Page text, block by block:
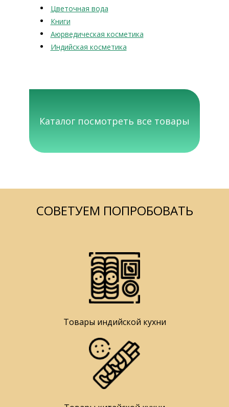
Цветочная вода
Книги
Аюрведическая косметика
Индийская косметика
Каталог посмотреть все товары
СОВЕТУЕМ ПОПРОБОВАТЬ
Товары индийской кухни